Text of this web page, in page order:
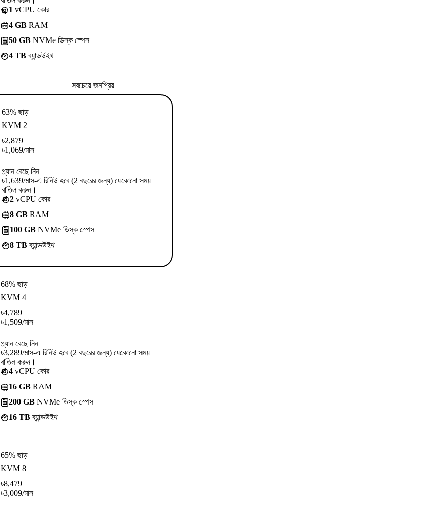
1 vCPU কোর
4 GB RAM
50 GB NVMe ডিস্ক স্পেস
4 TBব্যান্ডউইথ
সবচেয়ে জনপ্রিয়
63% ছাড়
KVM 2
৳2,879
৳1,069/মাস
প্ল্যান বেছে নিন
৳1,639/মাস-এ রিনিউ হবে (2 বছরের জন্য) যেকোনো সময়
বাতিল করুন।
2 vCPU কোর
8 GB RAM
100 GB NVMe ডিস্ক স্পেস
8 TBব্যান্ডউইথ
68% ছাড়
KVM 4
৳4,789
৳1,509/মাস
প্ল্যান বেছে নিন
৳3,289/মাস-এ রিনিউ হবে (2 বছরের জন্য) যেকোনো সময়
বাতিল করুন।
4 vCPU কোর
16 GB RAM
200 GB NVMe ডিস্ক স্পেস
16 TBব্যান্ডউইথ
65% ছাড়
KVM 8
৳8,479
৳3,009/মাস